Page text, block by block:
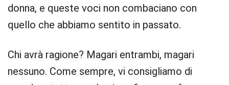
donna, e queste voci non combaciano con
quello che abbiamo sentito in passato.
Chi avrà ragione? Magari entrambi, magari
nessuno. Come sempre, vi consigliamo di